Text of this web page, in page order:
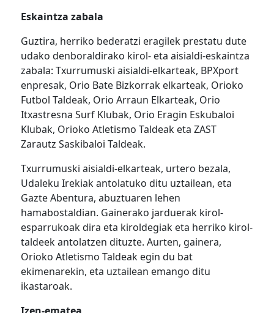
Eskaintza zabala
Guztira, herriko bederatzi eragilek prestatu dute
udako denboraldirako kirol- eta aisialdi-eskaintza
zabala: Txurrumuski aisialdi-elkarteak, BPXport
enpresak, Orio Bate Bizkorrak elkarteak, Orioko
Futbol Taldeak, Orio Arraun Elkarteak, Orio
Itxastresna Surf Klubak, Orio Eragin Eskubaloi
Klubak, Orioko Atletismo Taldeak eta ZAST
Zarautz Saskibaloi Taldeak.
Txurrumuski aisialdi-elkarteak, urtero bezala,
Udaleku Irekiak antolatuko ditu uztailean, eta
Gazte Abentura, abuztuaren lehen
hamabostaldian. Gainerako jarduerak kirol-
esparrukoak dira eta kiroldegiak eta herriko kirol-
taldeek antolatzen dituzte. Aurten, gainera,
Orioko Atletismo Taldeak egin du bat
ekimenarekin, eta uztailean emango ditu
ikastaroak.